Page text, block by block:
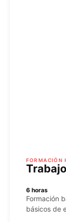
FORMACIÓN
6 horas
Formación
básicos de